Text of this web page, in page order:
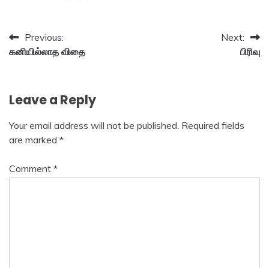
Post
navigation
Previous:
கனியில்லாத விதை
Next:
பிரிவு
Leave a Reply
Your email address will not be published. Required fields
are marked *
Comment *